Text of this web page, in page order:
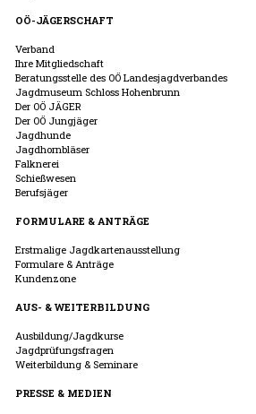
OÖ-JÄGERSCHAFT
Verband
Ihre Mitgliedschaft
Beratungsstelle des OÖ Landesjagdverbandes
Jagdmuseum Schloss Hohenbrunn
Der OÖ JÄGER
Der OÖ Jungjäger
Jagdhunde
Jagdhornbläser
Falknerei
Schießwesen
Berufsjäger
FORMULARE & ANTRÄGE
Erstmalige Jagdkartenausstellung
Formulare & Anträge
Kundenzone
AUS- & WEITERBILDUNG
Ausbildung/Jagdkurse
Jagdprüfungsfragen
Weiterbildung & Seminare
PRESSE & MEDIEN